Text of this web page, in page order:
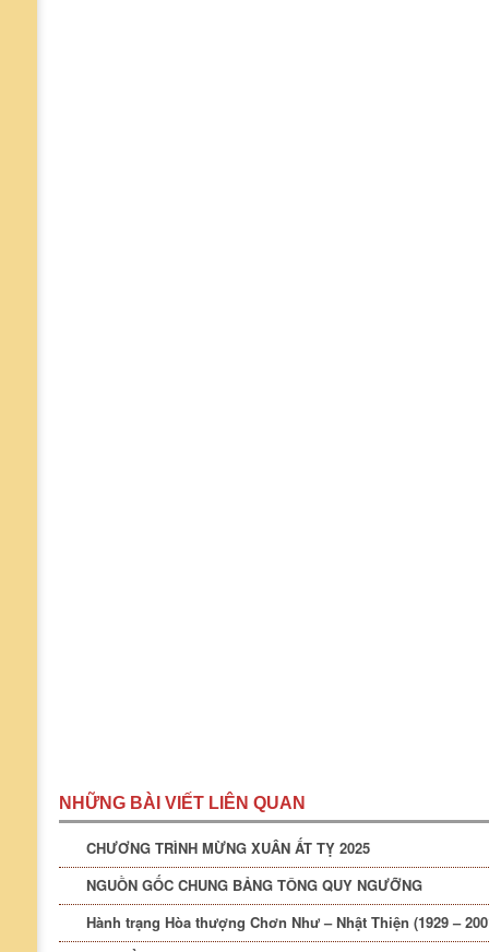
NHỮNG BÀI VIẾT LIÊN QUAN
CHƯƠNG TRÌNH MỪNG XUÂN ẤT TỴ 2025
NGUỒN GỐC CHUNG BẢNG TÔNG QUY NGƯỠNG
Hành trạng Hòa thượng Chơn Như – Nhật Thiện (1929 –